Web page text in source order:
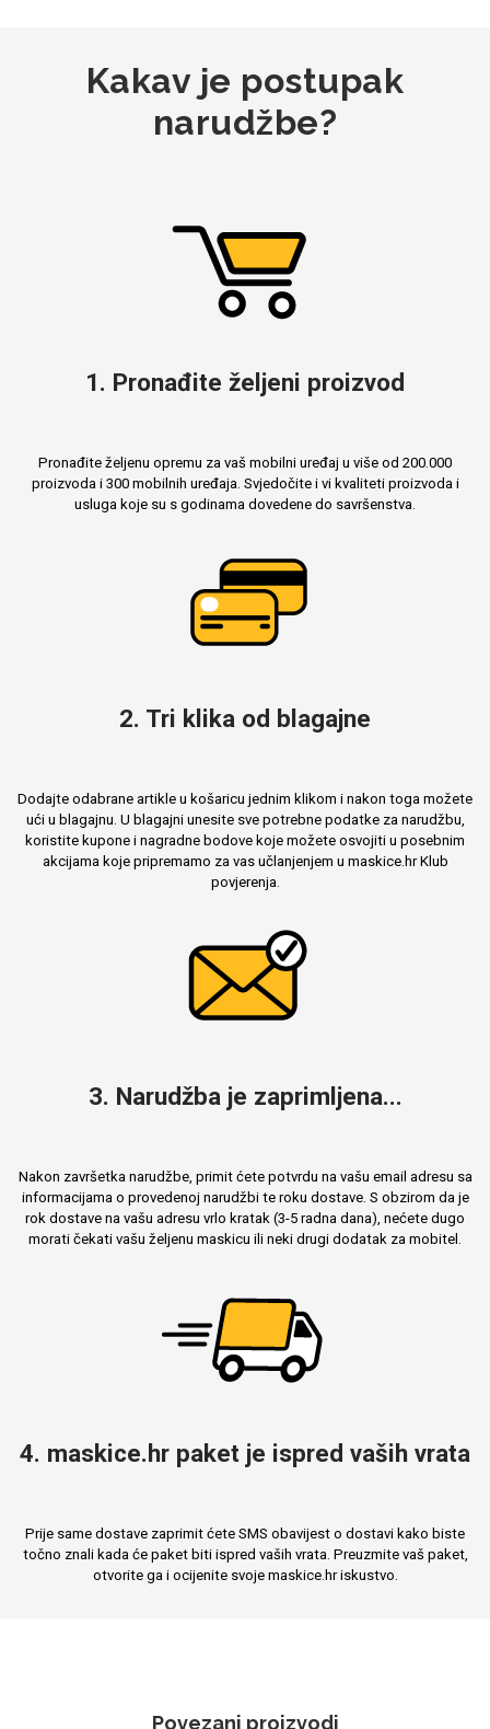
Kakav je postupak
narudžbe?
1. Pronađite željeni proizvod
Pronađite željenu opremu za vaš mobilni uređaj u više od 200.000
proizvoda i 300 mobilnih uređaja. Svjedočite i vi kvaliteti proizvoda i
usluga koje su s godinama dovedene do savršenstva.
2. Tri klika od blagajne
Dodajte odabrane artikle u košaricu jednim klikom i nakon toga možete
ući u blagajnu. U blagajni unesite sve potrebne podatke za narudžbu,
koristite kupone i nagradne bodove koje možete osvojiti u posebnim
akcijama koje pripremamo za vas učlanjenjem u maskice.hr Klub
povjerenja.
3. Narudžba je zaprimljena...
Nakon završetka narudžbe, primit ćete potvrdu na vašu email adresu sa
informacijama o provedenoj narudžbi te roku dostave. S obzirom da je
rok dostave na vašu adresu vrlo kratak (3-5 radna dana), nećete dugo
morati čekati vašu željenu maskicu ili neki drugi dodatak za mobitel.
4. maskice.hr paket je ispred vaših vrata
Prije same dostave zaprimit ćete SMS obavijest o dostavi kako biste
točno znali kada će paket biti ispred vaših vrata. Preuzmite vaš paket,
otvorite ga i ocijenite svoje maskice.hr iskustvo.
Povezani proizvodi